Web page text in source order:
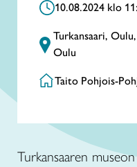
10.08.2024 klo
Turkansaari,
Oulu
Taito Pohjois-
Turkansaaren